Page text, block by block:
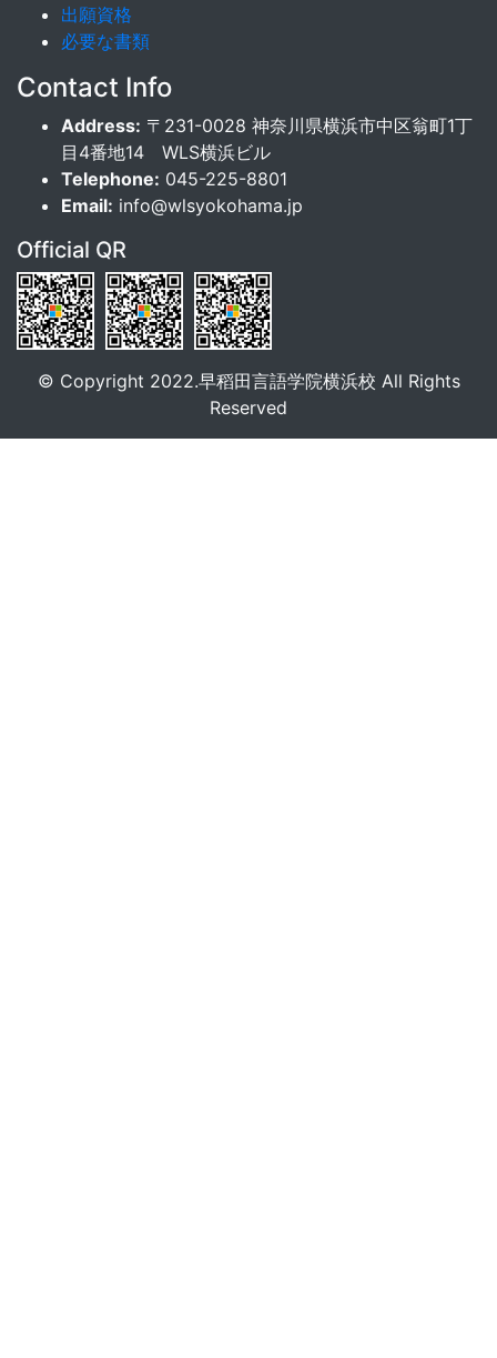
出願資格
必要な書類
Contact Info
Address: 〒231-0028 神奈川県横浜市中区翁町1丁
目4番地14 WLS横浜ビル
Telephone: 045-225-8801
Email: info@wlsyokohama.jp
Official QR
© Copyright 2022.早稻田言語学院横浜校 All Rights
Reserved